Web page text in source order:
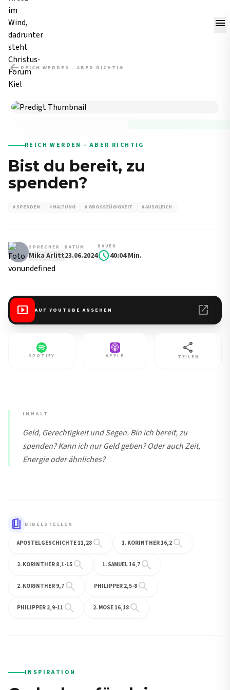
menu
arrow_backREICH WERDEN - ABER RICHTIG
REICH WERDEN - ABER RICHTIG
Bist du bereit, zu
spenden?
# SPENDEN # HALTUNG # GROSSZÜGIGKEIT # AUSGLEICH
SPRECHER
Mika Arlitt
DATUM
23.06.2024
DAUER
schedule40:04 Min.
smart_display AUF YOUTUBE ANSEHEN open_in_new
SPOTIFY APPLE
share
TEILEN
INHALT
Geld, Gerechtigkeit und Segen. Bin ich bereit, zu
spenden? Kann ich nur Geld geben? Oder auch Zeit,
Energie oder ähnliches?
book_5 BIBELSTELLEN
APOSTELGESCHICHTE 11,28 search 1. KORINTHER 16,2 search
2. KORINTHER 8,1-15 search 1. SAMUEL 16,7 search
2. KORINTHER 9,7 search PHILIPPER 2,5-8 search
PHILIPPER 2,9-11 search 2. MOSE 16,18 search
INSPIRATION